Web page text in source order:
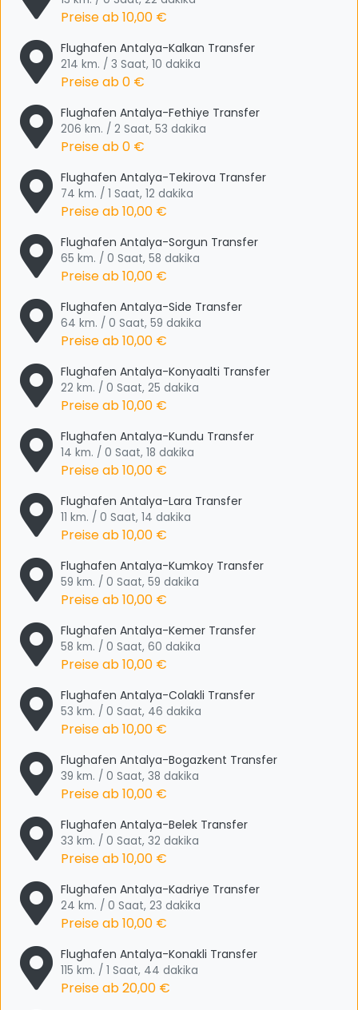
Preise ab10,00 €
Flughafen Antalya-Kalkan Transfer
214 km. / 3 Saat, 10 dakika
Preise ab0 €
Flughafen Antalya-Fethiye Transfer
206 km. / 2 Saat, 53 dakika
Preise ab0 €
Flughafen Antalya-Tekirova Transfer
74 km. / 1 Saat, 12 dakika
Preise ab10,00 €
Flughafen Antalya-Sorgun Transfer
65 km. / 0 Saat, 58 dakika
Preise ab10,00 €
Flughafen Antalya-Side Transfer
64 km. / 0 Saat, 59 dakika
Preise ab10,00 €
Flughafen Antalya-Konyaalti Transfer
22 km. / 0 Saat, 25 dakika
Preise ab10,00 €
Flughafen Antalya-Kundu Transfer
14 km. / 0 Saat, 18 dakika
Preise ab10,00 €
Flughafen Antalya-Lara Transfer
11 km. / 0 Saat, 14 dakika
Preise ab10,00 €
Flughafen Antalya-Kumkoy Transfer
59 km. / 0 Saat, 59 dakika
Preise ab10,00 €
Flughafen Antalya-Kemer Transfer
58 km. / 0 Saat, 60 dakika
Preise ab10,00 €
Flughafen Antalya-Colakli Transfer
53 km. / 0 Saat, 46 dakika
Preise ab10,00 €
Flughafen Antalya-Bogazkent Transfer
39 km. / 0 Saat, 38 dakika
Preise ab10,00 €
Flughafen Antalya-Belek Transfer
33 km. / 0 Saat, 32 dakika
Preise ab10,00 €
Flughafen Antalya-Kadriye Transfer
24 km. / 0 Saat, 23 dakika
Preise ab10,00 €
Flughafen Antalya-Konakli Transfer
115 km. / 1 Saat, 44 dakika
Preise ab20,00 €